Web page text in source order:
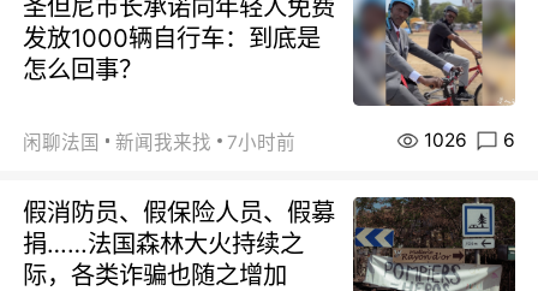
圣但尼市长承诺向年轻人免费
发放1000辆自行车：到底是
怎么回事？
闲聊法国 新闻我来找 7小时前 1026 6
假消防员、假保险人员、假募
捐……法国森林大火持续之
际，各类诈骗也随之增加